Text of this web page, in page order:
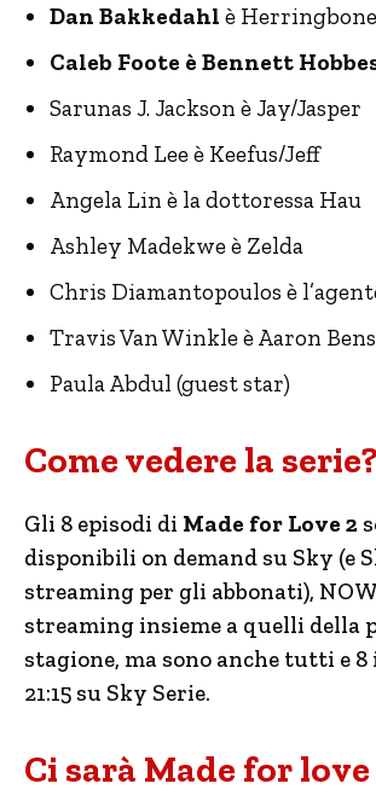
Dan Bakkedahl è Herringbone
Caleb Foote è Bennett
Sarunas J. Jackson è Jay/Jasper
Raymond Lee è Keefus/Jeff
Angela Lin è la dottoressa Hau
Ashley Madekwe è Zelda
Chris Diamantopoulos è
Travis Van Winkle è Aaron
Paula Abdul (guest star)
Come vedere la serie?
Gli 8 episodi di Made for Love 2
disponibili on demand su Sky (e
streaming per gli abbonati),
streaming insieme a quelli della
stagione, ma sono anche tutti e 8
21:15 su Sky Serie.
Ci sarà Made for love